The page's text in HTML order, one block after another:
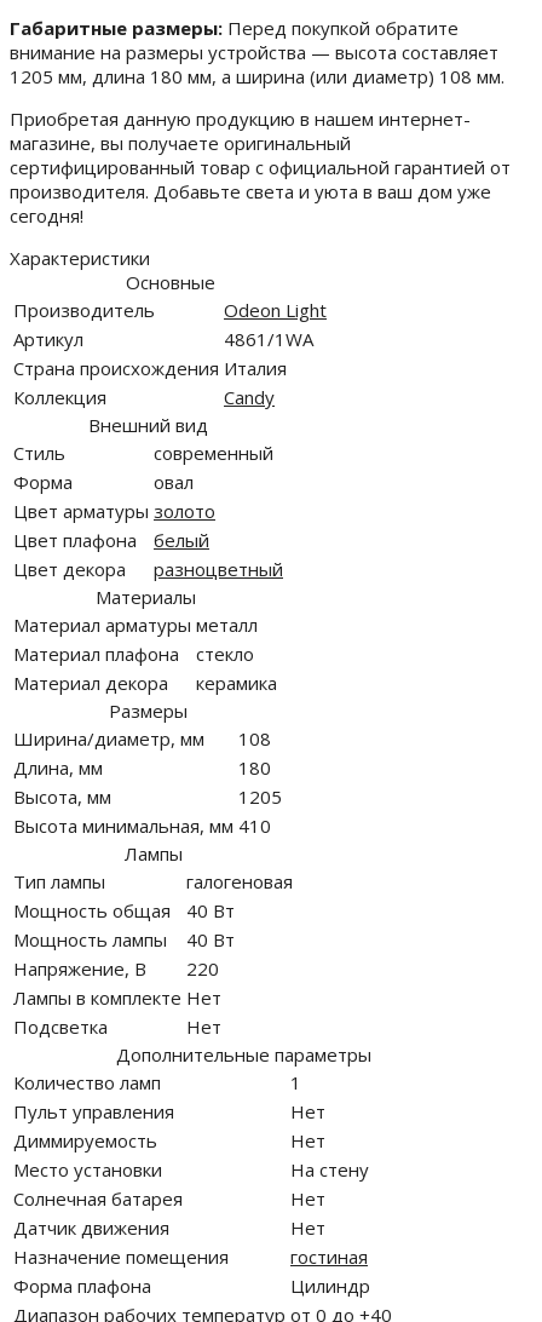
Габаритные размеры: Перед покупкой обратите
внимание на размеры устройства — высота составляет
1205 мм, длина 180 мм, а ширина (или диаметр) 108 мм.
Приобретая данную продукцию в нашем интернет-
магазине, вы получаете оригинальный
сертифицированный товар с официальной гарантией от
производителя. Добавьте света и уюта в ваш дом уже
сегодня!
Характеристики
Основные
Производитель
Odeon Light
Артикул
4861/1WA
Страна происхождения Италия
Коллекция
Candy
Внешний вид
Стиль
современный
Форма
овал
Цвет арматуры золото
Цвет плафона
белый
Цвет декора
разноцветный
Материалы
Материал арматуры металл
Материал плафона
стекло
Материал декора
керамика
Размеры
Ширина/диаметр, мм
108
Длина, мм
180
Высота, мм
1205
Высота минимальная, мм 410
Лампы
Тип лампы
галогеновая
Мощность общая
40 Вт
Мощность лампы
40 Вт
Напряжение, В
220
Лампы в комплекте Нет
Подсветка
Нет
Дополнительные параметры
Количество ламп
1
Пульт управления
Нет
Диммируемость
Нет
Место установки
На стену
Солнечная батарея
Нет
Датчик движения
Нет
Назначение помещения
гостиная
Форма плафона
Цилиндр
Диапазон рабочих температур от 0 до +40